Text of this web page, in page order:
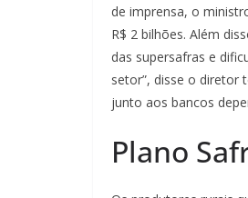
de imprensa, o
R$ 2 bilhões. Além
das supersafras e
setor”, disse o diretor
junto aos bancos
Plano